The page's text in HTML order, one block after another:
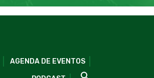
AGENDA DE EVENTOS